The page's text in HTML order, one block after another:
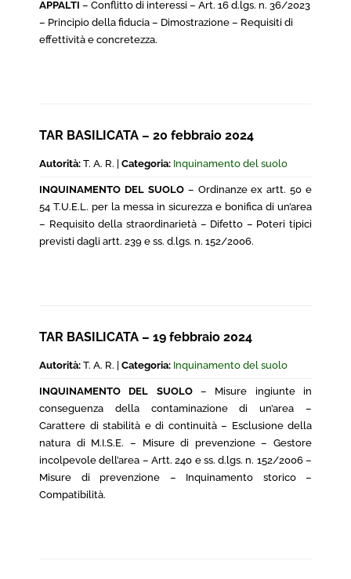
APPALTI – Conflitto di interessi – Art. 16 d.lgs. n. 36/2023
– Principio della fiducia – Dimostrazione – Requisiti di
effettività e concretezza.
TAR BASILICATA – 20 febbraio 2024
Autorità: T. A. R. | Categoria: Inquinamento del suolo
INQUINAMENTO DEL SUOLO– Ordinanze ex artt. 50 e
54 T.U.E.L. per la messa in sicurezza e bonifica di un’area
– Requisito della straordinarietà – Difetto – Poteri tipici
previsti dagli artt. 239 e ss. d.lgs. n. 152/2006.
TAR BASILICATA – 19 febbraio 2024
Autorità: T. A. R. | Categoria: Inquinamento del suolo
INQUINAMENTO DEL SUOLO– Misure ingiunte in
conseguenza della contaminazione di un’area –
Carattere di stabilità e di continuità – Esclusione della
natura di M.I.S.E. – Misure di prevenzione – Gestore
incolpevole dell’area – Artt. 240 e ss. d.lgs. n. 152/2006 –
Misure di prevenzione – Inquinamento storico –
Compatibilità.